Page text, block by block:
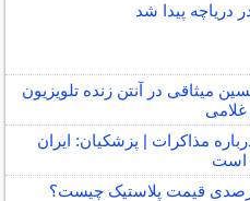
پیدا شد
میثاقی در آنتن زنده تلویزیون
مذاکرات | پزشکیان: ایران
است